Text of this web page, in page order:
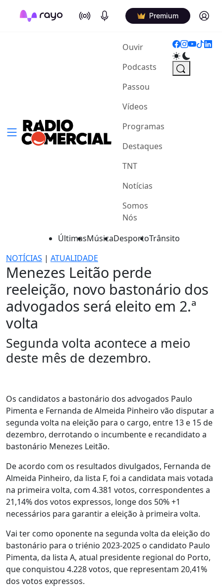
On Air Podcasts Premium Log in
Ouvir(current)
Podcasts
Passou
Vídeos
Programas
Destaques
TNT
Notícias
Somos
Nós
ÚltimasMúsicaDesportoTrânsito
NOTÍCIAS | ATUALIDADE
Menezes Leitão perde
reeleição, novo bastonário dos
advogados será eleito em 2.ª
volta
Segunda volta acontece a meio
deste mês de dezembro.
Os candidatos a bastonário dos advogados Paulo
Pimenta e Fernanda de Almeida Pinheiro vão disputar a
segunda volta na eleição para o cargo, entre 13 e 15 de
dezembro, derrotando o incumbente e recandidato a
bastonário Menezes Leitão.
De acordo com os resultados divulgados, Fernanda de
Almeida Pinheiro, da lista F, foi a candidata mais votada
na primeira volta, com 4.381 votos, correspondentes a
21,14% dos votos expressos, longe dos 50% +1
necessários para garantir a eleição à primeira volta.
Vai ter como oponente na segunda volta da eleição do
bastonário para o triénio 2023-2025 o candidato Paulo
Pimenta, da lista A, atual presidente regional do Porto,
que conquistou 4.228 votos, que representam 20,41%
dos votos expressos.